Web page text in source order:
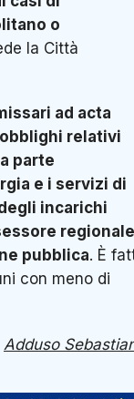
o
la Città
ad acta
relativi
parte
e i servizi di
incarichi
regionale
pubblica. È
con meno di
Adduso